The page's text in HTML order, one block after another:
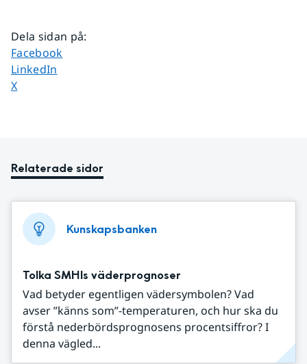
Dela sidan på:
Dela sidan på
Facebook
Dela sidan på
LinkedIn
Dela sidan på
X
Relaterade sidor
Kunskapsbanken
Tolka SMHIs väderprognoser
Vad betyder egentligen vädersymbolen? Vad
avser ”känns som”-temperaturen, och hur ska du
förstå nederbördsprognosens procentsiffror? I
denna vägled...